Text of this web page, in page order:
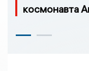
космонавта